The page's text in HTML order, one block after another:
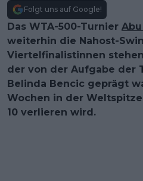
Folgt uns auf Google!
Das WTA-500-Turnier
weiterhin die Nahost-
Viertelfinalistinnen
der von der Aufgabe der
Belinda Bencic geprägt
Wochen in der
10 verlieren wird.